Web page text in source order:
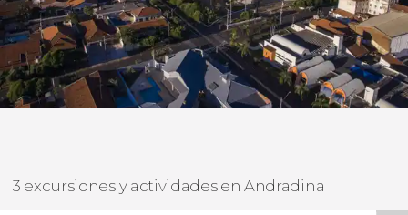
3 excursiones y actividades en Andradina